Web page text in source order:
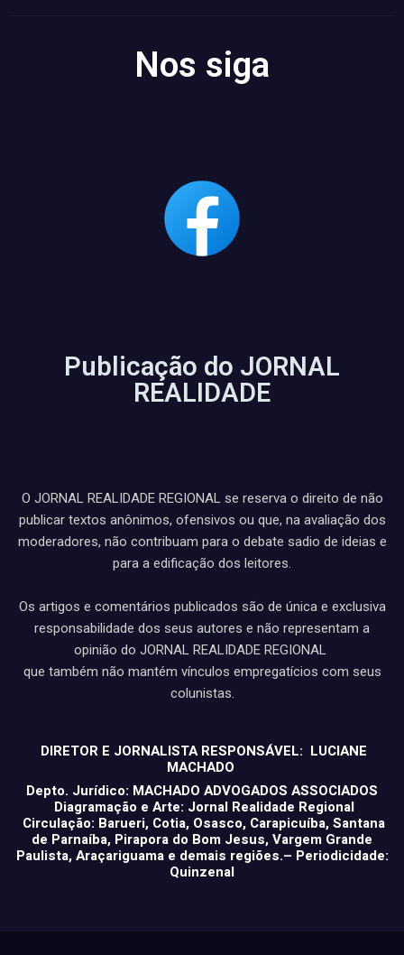
Nos siga
Publicação do JORNAL
REALIDADE
O JORNAL REALIDADE REGIONAL se reserva o direito de não
publicar textos anônimos, ofensivos ou que, na avaliação dos
moderadores, não contribuam para o debate sadio de ideias e
para a edificação dos leitores.
Os artigos e comentários publicados são de única e exclusiva
responsabilidade dos seus autores e não representam a
opinião do JORNAL REALIDADE REGIONAL
que também não mantém vínculos empregatícios com seus
colunistas.
DIRETOR E JORNALISTA RESPONSÁVEL: LUCIANE
MACHADO
Depto. Jurídico: MACHADO ADVOGADOS ASSOCIADOS
Diagramação e Arte: Jornal Realidade Regional
Circulação: Barueri, Cotia, Osasco, Carapicuíba, Santana
de Parnaíba, Pirapora do Bom Jesus, Vargem Grande
Paulista, Araçariguama e demais regiões.– Periodicidade:
Quinzenal